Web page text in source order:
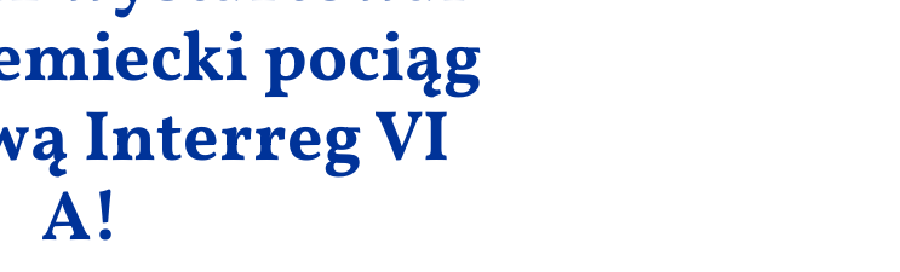
pociąg
Interreg VI
A!